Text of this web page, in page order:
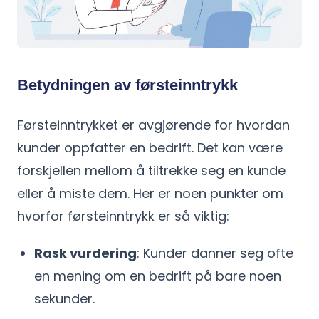
Betydningen av førsteinntrykk
Førsteinntrykket er avgjørende for hvordan
kunder oppfatter en bedrift. Det kan være
forskjellen mellom å tiltrekke seg en kunde
eller å miste dem. Her er noen punkter om
hvorfor førsteinntrykk er så viktig:
Rask vurdering: Kunder danner seg ofte
en mening om en bedrift på bare noen
sekunder.